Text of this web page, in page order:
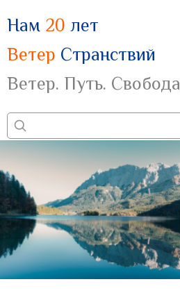
Нам 20 лет
Ветер Странствий
Ветер. Путь. Свобода